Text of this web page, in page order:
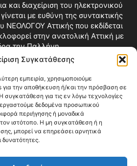
Συγκατάθεσης
εμπειρία, χρησιμοποιούμε
για την αποθήκευση ή/και την πρόσβαση σε
για τις εν λόγω τεχνολογίες
δεδομένα προσωπικού
περιήγησης ή μοναδικά
ιστότοπο. Η μη συγκατάθεση ή η
μπορεί να επηρεάσει αρνητικά
δυνατότητες.
και διαχείριση του ηλεκτρονικού
με ευθύνη της συντακτικής
ΝΕΟΛΟΓΟΥ Αττικής που εκδίδεται
στην ανατολική Αττική με
την Παλλήνη.
info@neologosattikis.gr
ΜΑΣ